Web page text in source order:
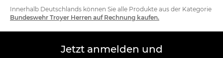
Innerhalb Deutschlands können Sie alle Produkte aus der Kategorie
Bundeswehr Troyer Herren auf Rechnung kaufen.
Jetzt anmelden und